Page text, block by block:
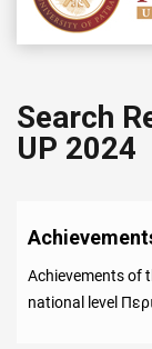
Search
UP 2024
Achievements of
national level